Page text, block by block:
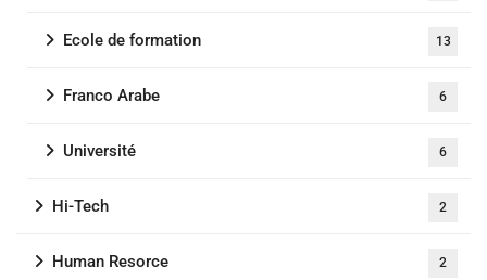
Ecole de formation 13
Franco Arabe 6
Université 6
Hi-Tech 2
Human Resorce 2